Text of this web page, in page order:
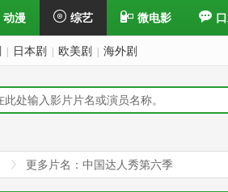
动漫 综艺 微电影
日本剧 欧美剧 海外剧
更多片名：中国达人秀第六季